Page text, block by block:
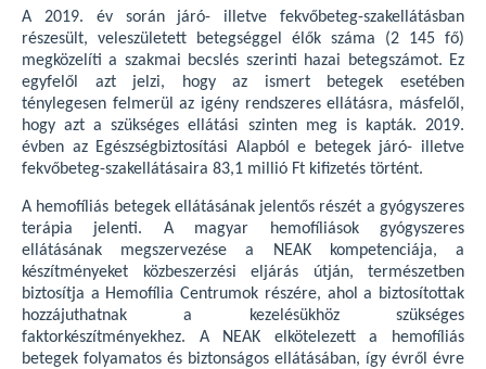
A 2019. év során járó- illetve fekvőbeteg-szakellátásban
részesült, veleszületett betegséggel élők száma (2 145 fő)
megközelíti a szakmai becslés szerinti hazai betegszámot. Ez
egyfelől azt jelzi, hogy az ismert betegek esetében
ténylegesen felmerül az igény rendszeres ellátásra, másfelől,
hogy azt a szükséges ellátási szinten meg is kapták. 2019.
évben az Egészségbiztosítási Alapból e betegek járó- illetve
fekvőbeteg-szakellátásaira 83,1 millió Ft kifizetés történt.
A hemofíliás betegek ellátásának jelentős részét a gyógyszeres
terápia jelenti. A magyar hemofíliások gyógyszeres
ellátásának megszervezése a NEAK kompetenciája, a
készítményeket közbeszerzési eljárás útján, természetben
biztosítja a Hemofília Centrumok részére, ahol a biztosítottak
hozzájuthatnak a kezelésükhöz szükséges
faktorkészítményekhez. A NEAK elkötelezett a hemofíliás
betegek folyamatos és biztonságos ellátásában, így évről évre